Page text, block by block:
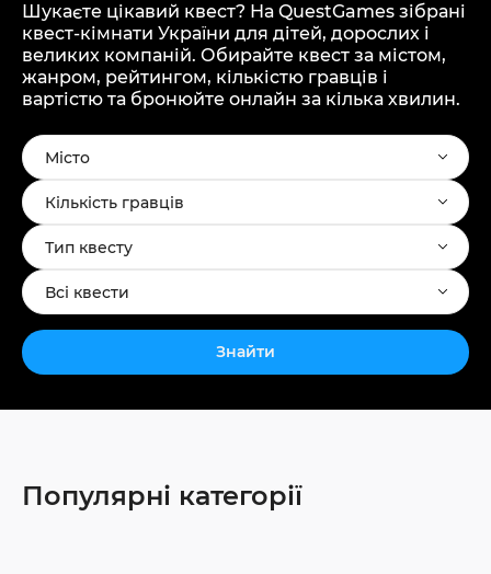
Шукаєте цікавий квест? На QuestGames зібрані
квест-кімнати України для дітей, дорослих і
великих компаній. Обирайте квест за містом,
жанром, рейтингом, кількістю гравців і
вартістю та бронюйте онлайн за кілька хвилин.
Місто
Кількість гравців
Тип квесту
Всі квести
Знайти
Популярні категорії